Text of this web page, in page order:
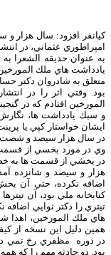
كيانفر افزود: سال هزار
امپراطوري عثماني، در
به عنوان حديقه الشعرا
يادداشت هاي ملك
متعلق به شادروان دكتر
بود. وقتي اثر را در
المورخين افتادم كه در
و سبك يادداشت ها، نگارش
ايشان خواستار كپي يا
در سال هزار سيصد و
وي در مورد بخسي از
در بخشي از قسمت ها به
هزار و سيصد و شانزده
اضافه نكرده، حتي آن
كتابخانه ملي بود، آن
تيتري را دكتر نوايي
هاي ملك المورخين،
همين دليل اين نسخه از
در دوره مظفري رخ نمي
بود. دو حادثه مهم را كه